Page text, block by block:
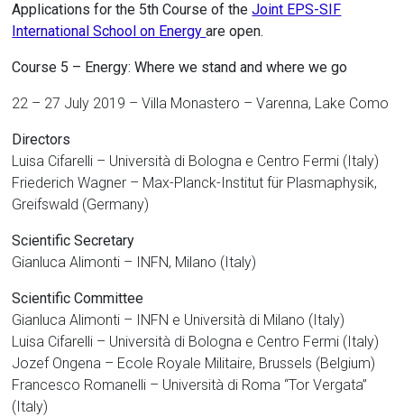
Applications for the 5th Course of theJoint EPS-SIF
International School on Energyare open.
Course 5 – Energy: Where we stand and where we go
22 – 27 July 2019 – Villa Monastero – Varenna, Lake Como
Directors
Luisa Cifarelli – Università di Bologna e Centro Fermi (Italy)
Friederich Wagner – Max-Planck-Institut für Plasmaphysik,
Greifswald (Germany)
Scientific Secretary
Gianluca Alimonti – INFN, Milano (Italy)
Scientific Committee
Gianluca Alimonti – INFN e Università di Milano (Italy)
Luisa Cifarelli – Università di Bologna e Centro Fermi (Italy)
Jozef Ongena – Ecole Royale Militaire, Brussels (Belgium)
Francesco Romanelli – Università di Roma “Tor Vergata”
(Italy)